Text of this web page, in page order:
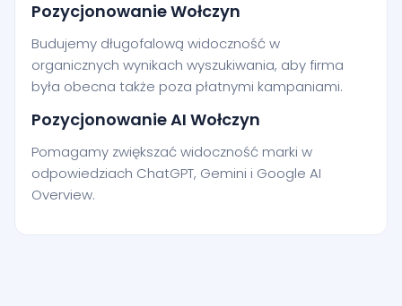
Pozycjonowanie Wołczyn
Budujemy długofalową widoczność w
organicznych wynikach wyszukiwania, aby firma
była obecna także poza płatnymi kampaniami.
Pozycjonowanie AI Wołczyn
Pomagamy zwiększać widoczność marki w
odpowiedziach ChatGPT, Gemini i Google AI
Overview.